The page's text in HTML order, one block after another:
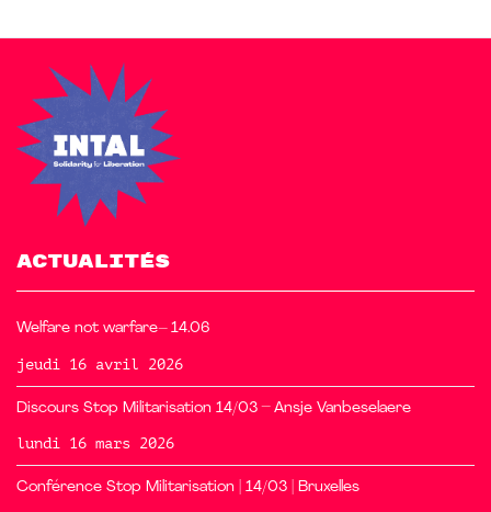
ACTUALITÉS
Welfare not warfare– 14.06
jeudi 16 avril 2026
Discours Stop Militarisation 14/03 – Ansje Vanbeselaere
lundi 16 mars 2026
Conférence Stop Militarisation | 14/03 | Bruxelles